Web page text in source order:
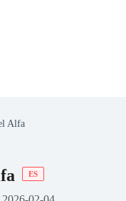
Alfa
ES